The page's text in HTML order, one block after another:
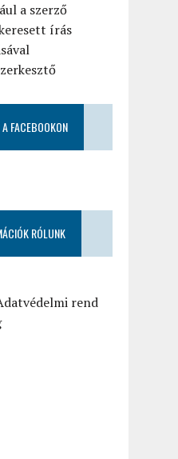
a szerző
írás
FACEBOOKON
RÓLUNK
rend